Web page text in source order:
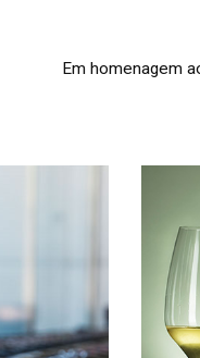
Em homenagem